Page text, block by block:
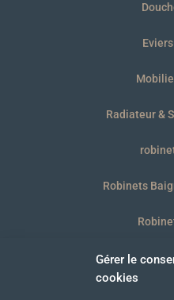
Gérer le
cookies
Radiateur &
Robinets
WC